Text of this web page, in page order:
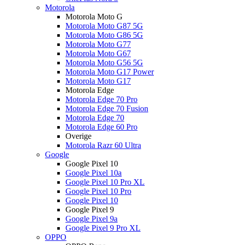
Motorola
Motorola Moto G
Motorola Moto G87 5G
Motorola Moto G86 5G
Motorola Moto G77
Motorola Moto G67
Motorola Moto G56 5G
Motorola Moto G17 Power
Motorola Moto G17
Motorola Edge
Motorola Edge 70 Pro
Motorola Edge 70 Fusion
Motorola Edge 70
Motorola Edge 60 Pro
Overige
Motorola Razr 60 Ultra
Google
Google Pixel 10
Google Pixel 10a
Google Pixel 10 Pro XL
Google Pixel 10 Pro
Google Pixel 10
Google Pixel 9
Google Pixel 9a
Google Pixel 9 Pro XL
OPPO